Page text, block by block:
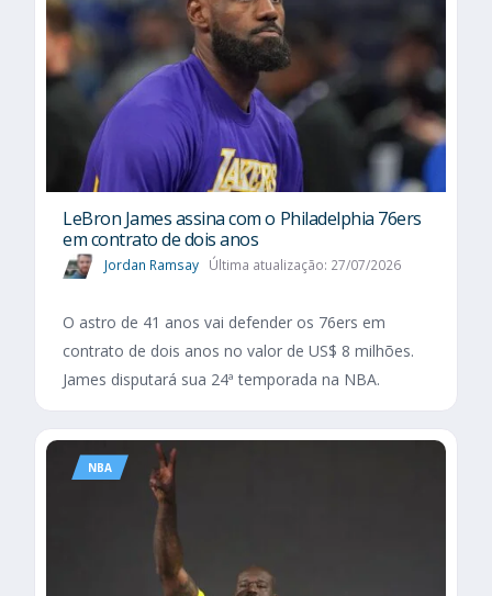
LeBron James assina com o Philadelphia 76ers
em contrato de dois anos
Jordan Ramsay Última atualização: 27/07/2026
O astro de 41 anos vai defender os 76ers em
contrato de dois anos no valor de US$ 8 milhões.
James disputará sua 24ª temporada na NBA.
NBA